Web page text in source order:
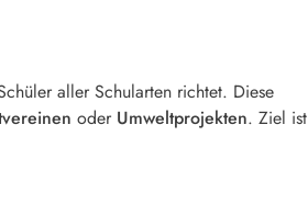
aller Schularten richtet. Diese
oder Umweltprojekten. Ziel ist